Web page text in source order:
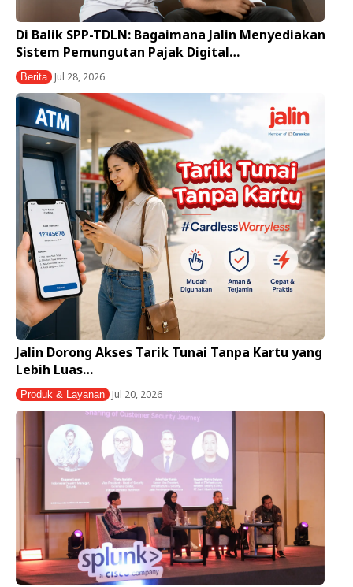
Di Balik SPP-TDLN: Bagaimana Jalin Menyediakan
Sistem Pemungutan Pajak Digital…
Berita Jul 28, 2026
Jalin Dorong Akses Tarik Tunai Tanpa Kartu yang
Lebih Luas…
Produk & Layanan Jul 20, 2026